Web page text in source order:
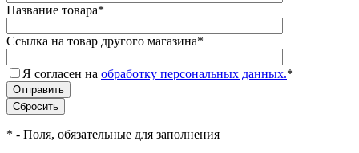
Название товара*
Ссылка на товар другого магазина*
Я согласен на обработку персональных данных.*
* - Поля, обязательные для заполнения